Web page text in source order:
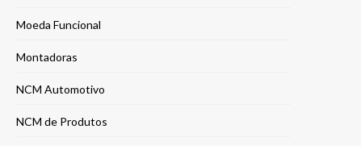
Moeda Funcional
Montadoras
NCM Automotivo
NCM de Produtos